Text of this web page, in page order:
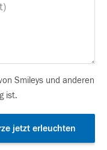
Smileys und anderen
ist.
jetzt erleuchten